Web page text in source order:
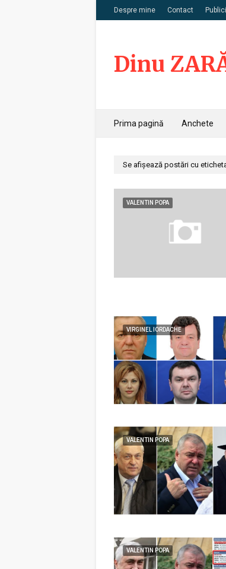
Despre mine Contact
Dinu
Prima pagină Anchete
Se afișează postări cu
VALENTIN POPA
VIRGINEL IORDACHE
VALENTIN POPA
VALENTIN POPA